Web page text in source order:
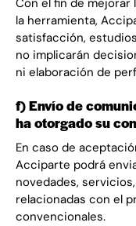
Con el fin de
la herramienta,
satisfacción,
no implicarán
ni elaboración de
f) Envío de
ha otorgado su
En caso de
Acciparte podrá
novedades,
relacionadas con el
convencionales.